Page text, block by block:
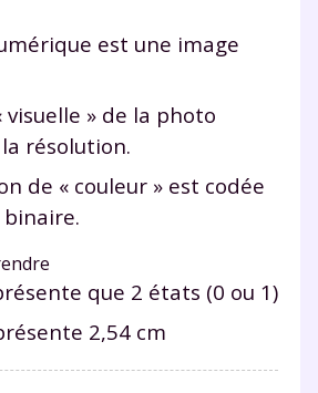
est une image
visuelle » de la photo
résolution.
de « couleur » est codée
que 2 états (0 ou 1)
2,54 cm